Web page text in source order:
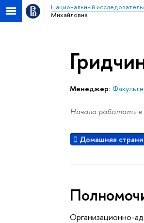
Национальный
Михайловна
Менеджер:
Начала работать
Домашняя
Организационно-